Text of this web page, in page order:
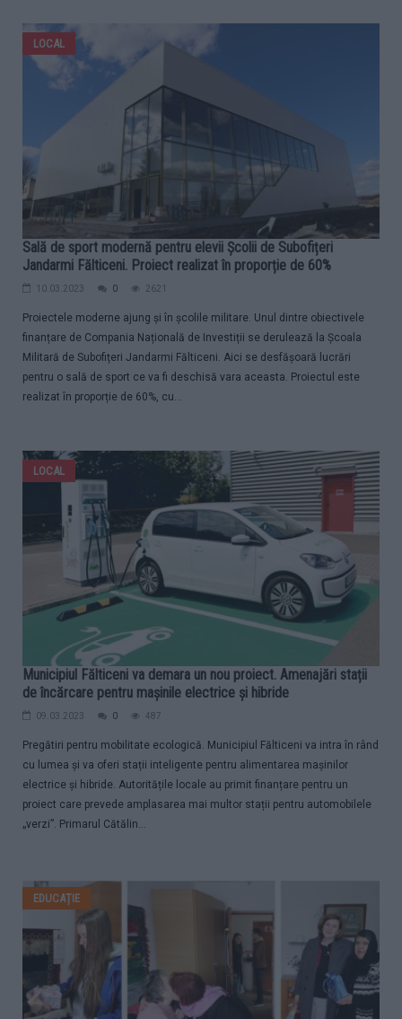
LOCAL
Sală de sport modernă pentru elevii Școlii de Subofițeri
Jandarmi Fălticeni. Proiect realizat în proporție de 60%
10.03.2023 0 2621
Proiectele moderne ajung și în școlile militare. Unul dintre obiectivele
finanțare de Compania Națională de Investiții se derulează la Școala
Militară de Subofițeri Jandarmi Fălticeni. Aici se desfășoară lucrări
pentru o sală de sport ce va fi deschisă vara aceasta. Proiectul este
realizat în proporție de 60%, cu...
LOCAL
Municipiul Fălticeni va demara un nou proiect. Amenajări stații
de încărcare pentru mașinile electrice și hibride
09.03.2023 0 487
Pregătiri pentru mobilitate ecologică. Municipiul Fălticeni va intra în rând
cu lumea și va oferi stații inteligente pentru alimentarea mașinilor
electrice și hibride. Autoritățile locale au primit finanțare pentru un
proiect care prevede amplasarea mai multor stații pentru automobilele
„verzi”. Primarul Cătălin...
EDUCAȚIE